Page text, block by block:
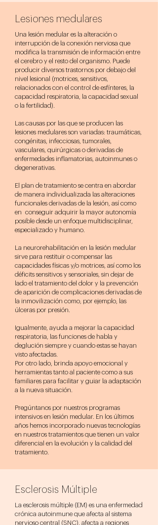
Lesiones medulares
Una lesión medular es la alteración o
interrupción de la conexión nerviosa que
modifica la transmisión de información entre
el cerebro y el resto del organismo. Puede
producir diversos trastornos por debajo del
nivel lesional (motrices, sensitivos,
relacionados con el control de esfínteres, la
capacidad respiratoria, la capacidad sexual
o la fertilidad).
Las causas por las que se producen las
lesiones medulares son variadas: traumáticas,
congénitas, infecciosas, tumorales,
vasculares, quirúrgicas o derivadas de
enfermedades inflamatorias, autoinmunes o
degenerativas.
El plan de tratamiento se centra en abordar
de manera individualizada las alteraciones
funcionales derivadas de la lesión, así como
en conseguir adquirir la mayor autonomía
posible desde un enfoque multidisciplinar,
especializado y humano.
La neurorehabilitación en la lesión medular
sirve para restituir o compensar las
capacidades físicas y/o motrices, así como los
déficits sensitivos y sensoriales, sin dejar de
lado el tratamiento del dolor y la prevención
de aparición de complicaciones derivadas de
la inmovilización como, por ejemplo, las
úlceras por presión.
Igualmente, ayuda a mejorar la capacidad
respiratoria, las funciones de habla y
deglución siempre y cuando estas se hayan
visto afectadas.
Por otro lado, brinda apoyo emocional y
herramientas tanto al paciente como a sus
familiares para facilitar y guiar la adaptación
a la nueva situación.
Pregúntanos por nuestros programas
intensivos en lesión medular. En los últimos
años hemos incorporado nuevas tecnologías
en nuestros tratamientos que tienen un valor
diferencial en la evolución y la calidad del
tratamiento.
Esclerosis Múltiple
La esclerosis múltiple (EM) es una enfermedad
crónica autoinmune que afecta al sistema
nervioso central (SNC), afecta a regiones